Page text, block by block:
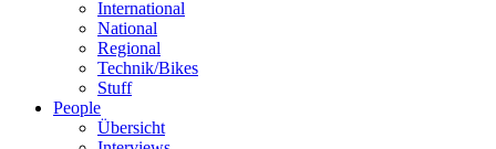
International
National
Regional
Technik/Bikes
Stuff
People
Übersicht